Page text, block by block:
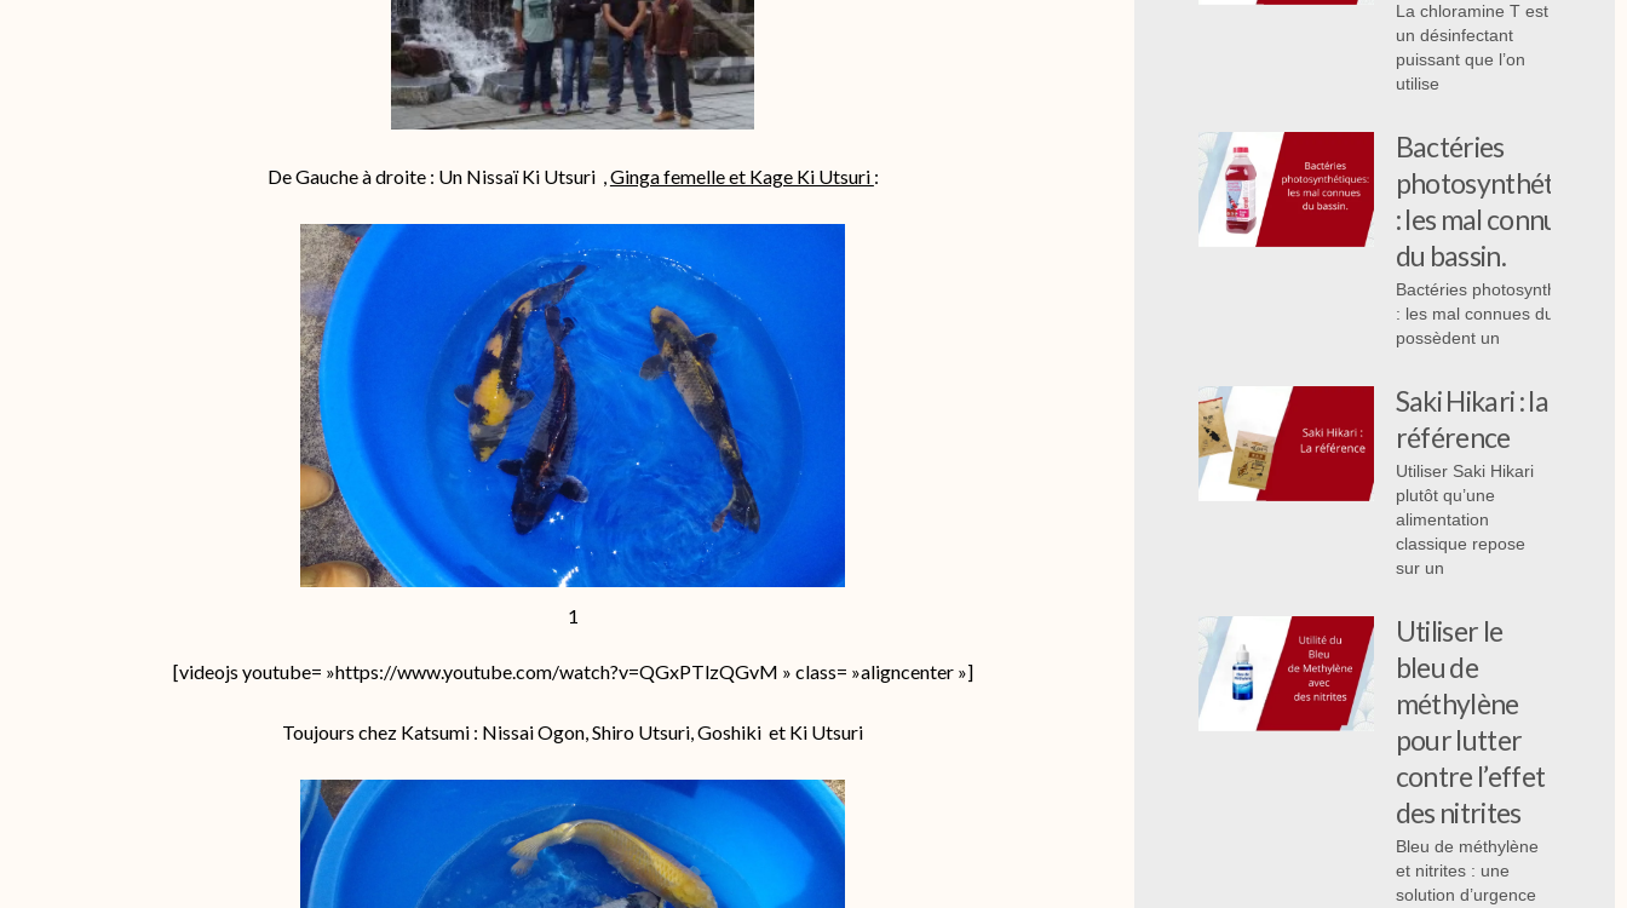
De Gauche à droite : Un Nissaï Ki Utsuri ,Ginga femelle et Kage Ki Utsuri :
1
[videojs youtube= »https://www.youtube.com/watch?v=QGxPTlzQGvM » class= »aligncenter »]
Toujours chez Katsumi : Nissai Ogon, Shiro Utsuri, Goshiki et Ki Utsuri
La chloramine T est
un désinfectant
puissant que l’on
utilise
Bactéries
photosynthétiques
: les mal connues
du bassin.
Bactéries photosynthétiques
: les mal connues du bassin,
possèdent un
Saki Hikari : la
référence
Utiliser Saki Hikari
plutôt qu’une
alimentation
classique repose
sur un
Utiliser le
bleu de
méthylène
pour lutter
contre l’effet
des nitrites
Bleu de méthylène
et nitrites : une
solution d’urgence